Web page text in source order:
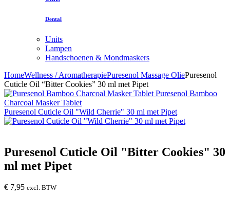
Dental
Units
Lampen
Handschoenen & Mondmaskers
HomeWellness / AromatherapiePuresenol Massage OliePuresenol
Cuticle Oil “Bitter Cookies” 30 ml met Pipet
Puresenol Bamboo
Charcoal Masker Tablet
Puresenol Cuticle Oil "Wild Cherrie" 30 ml met Pipet
Puresenol Cuticle Oil "Bitter Cookies" 30
ml met Pipet
€ 7,95 excl. BTW